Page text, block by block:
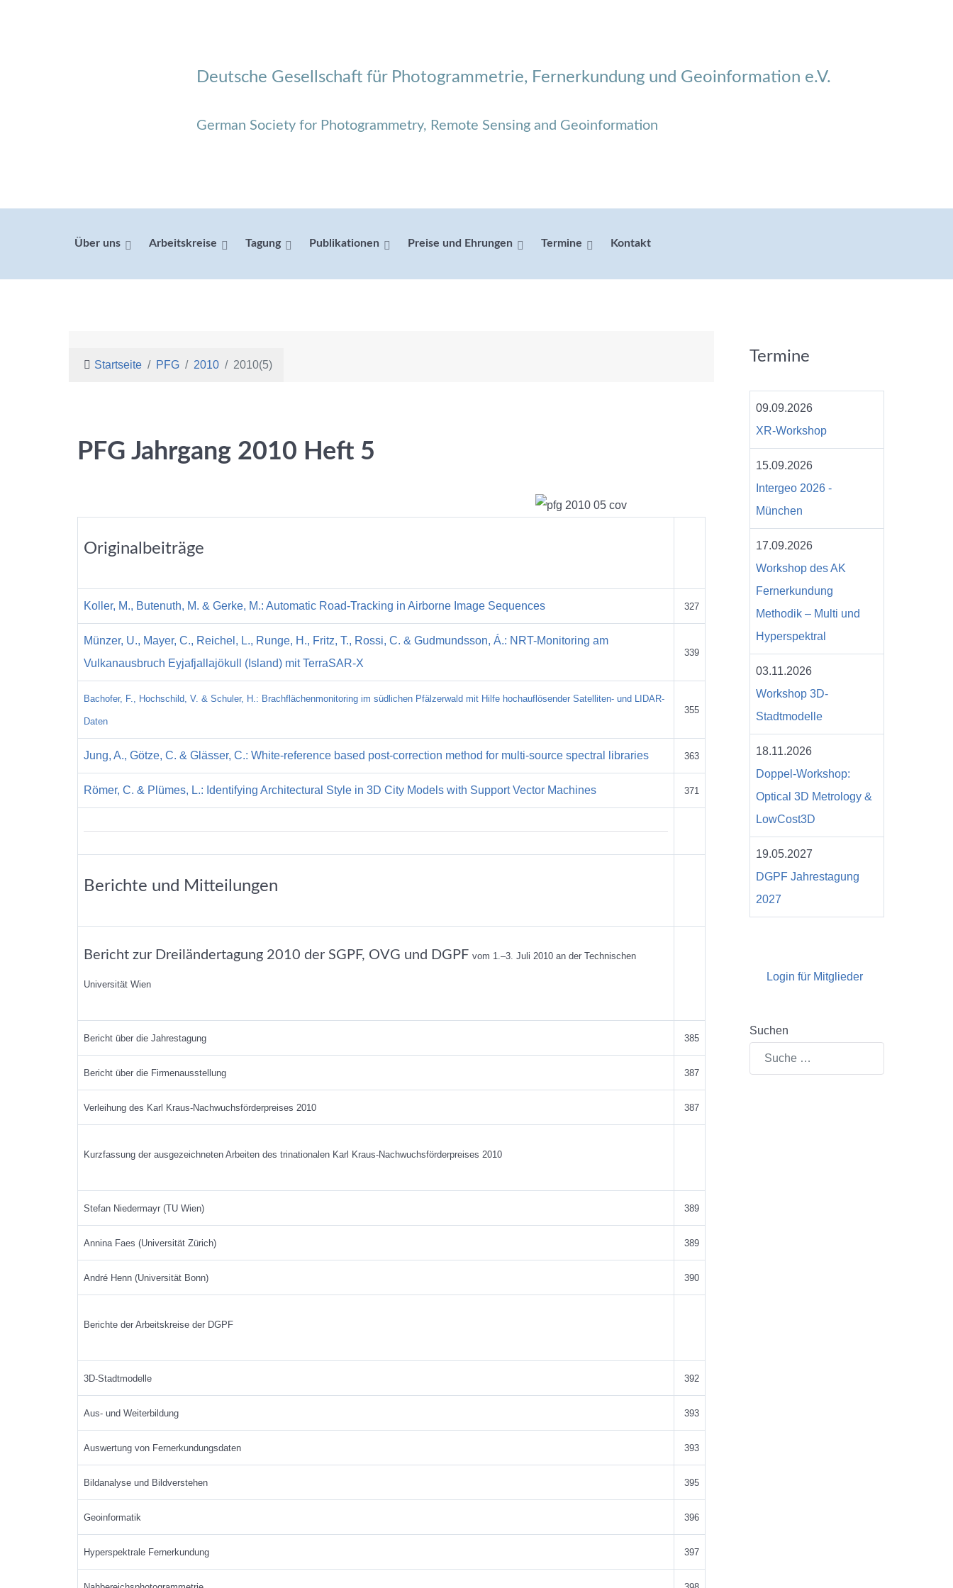
Deutsche Gesellschaft für Photogrammetrie, Fernerkundung und Geoinformation e.V.
German Society for Photogrammetry, Remote Sensing and Geoinformation
Über uns Arbeitskreise Tagung Publikationen Preise und Ehrungen Termine Kontakt
Startseite PFG 2010 2010(5)
PFG Jahrgang 2010 Heft 5
Originalbeiträge
Koller, M., Butenuth, M. & Gerke, M.: Automatic Road-Tracking in Airborne Image Sequences 327
Münzer, U., Mayer, C., Reichel, L., Runge, H., Fritz, T., Rossi, C. & Gudmundsson, Á.: NRT-Monitoring am
Vulkanausbruch Eyjafjallajökull (Island) mit TerraSAR-X
339
Bachofer, F., Hochschild, V. & Schuler, H.: Brachflächenmonitoring im südlichen Pfälzerwald mit Hilfe hochauflösender Satelliten- und LIDAR-
Daten
355
Jung, A., Götze, C. & Glässer, C.: White-reference based post-correction method for multi-source spectral libraries 363
Römer, C. & Plümes, L.: Identifying Architectural Style in 3D City Models with Support Vector Machines 371
Berichte und Mitteilungen
Bericht zur Dreiländertagung 2010 der SGPF, OVG und DGPF vom 1.–3. Juli 2010 an der Technischen
Universität Wien
Bericht über die Jahrestagung 385
Bericht über die Firmenausstellung 387
Verleihung des Karl Kraus-Nachwuchsförderpreises 2010 387
Kurzfassung der ausgezeichneten Arbeiten des trinationalen Karl Kraus-Nachwuchsförderpreises 2010
Stefan Niedermayr (TU Wien) 389
Annina Faes (Universität Zürich) 389
André Henn (Universität Bonn) 390
Berichte der Arbeitskreise der DGPF
3D-Stadtmodelle 392
Aus- und Weiterbildung 393
Auswertung von Fernerkundungsdaten 393
Bildanalyse und Bildverstehen 395
Geoinformatik 396
Hyperspektrale Fernerkundung 397
Termine
09.09.2026
XR-Workshop
15.09.2026
Intergeo 2026 -
München
17.09.2026
Workshop des AK
Fernerkundung
Methodik – Multi und
Hyperspektral
03.11.2026
Workshop 3D-
Stadtmodelle
18.11.2026
Doppel-Workshop:
Optical 3D Metrology &
LowCost3D
19.05.2027
DGPF Jahrestagung
2027
Login für Mitglieder
Suchen